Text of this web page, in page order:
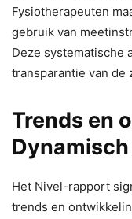
Fysiotherapeuten
gebruik van
Deze systematische
transparantie van de
Trends en
Het Nivel-rapport
trends en